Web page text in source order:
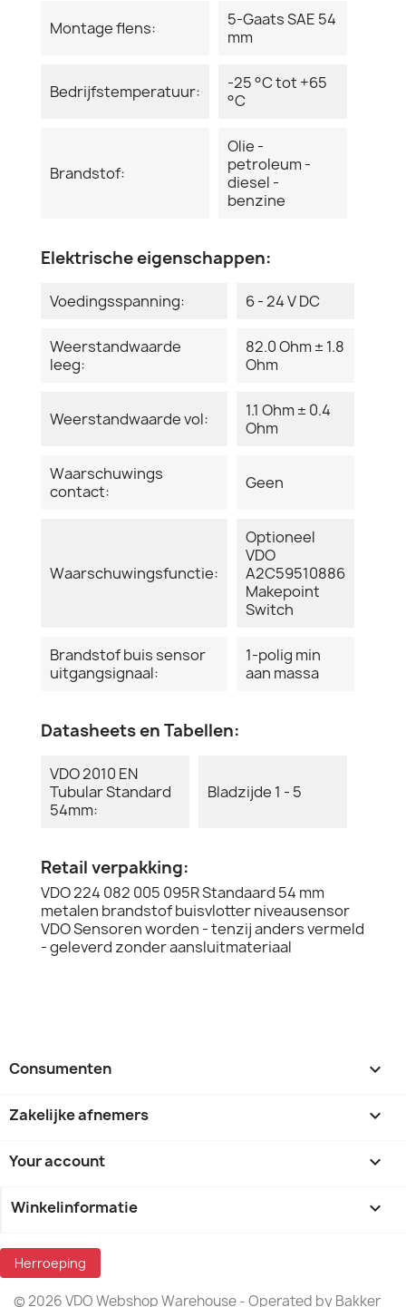
Montage flens:
5-Gaats SAE 54
mm
Bedrijfstemperatuur:
-25 °C tot +65
°C
Brandstof:
Olie -
petroleum -
diesel -
benzine
Elektrische eigenschappen:
Voedingsspanning: 6 - 24 V DC
Weerstandwaarde
leeg:
82.0 Ohm ± 1.8
Ohm
Weerstandwaarde vol:
1.1 Ohm ± 0.4
Ohm
Waarschuwings
contact:
Geen
Waarschuwingsfunctie:
Optioneel
VDO
A2C59510886
Makepoint
Switch
Brandstof buis sensor
uitgangsignaal:
1-polig min
aan massa
Datasheets en Tabellen:
VDO 2010 EN
Tubular Standard
54mm:
Bladzijde 1 - 5
Retail verpakking:
VDO 224 082 005 095R Standaard 54 mm
metalen brandstof buisvlotter niveausensor
VDO Sensoren worden - tenzij anders vermeld
- geleverd zonder aansluitmateriaal
Consumenten 
Zakelijke afnemers 
Your account 
Winkelinformatie keyboard_arrow_down
Herroeping
© 2026 VDO Webshop Warehouse - Operated by Bakker